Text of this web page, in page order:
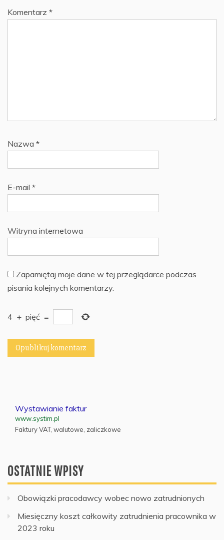
Komentarz *
Nazwa *
E-mail *
Witryna internetowa
Zapamiętaj moje dane w tej przeglądarce podczas
pisania kolejnych komentarzy.
4 + pięć =
Wystawianie faktur
www.systim.pl
Faktury VAT, walutowe, zaliczkowe
OSTATNIE WPISY
Obowiązki pracodawcy wobec nowo zatrudnionych
Miesięczny koszt całkowity zatrudnienia pracownika w
2023 roku